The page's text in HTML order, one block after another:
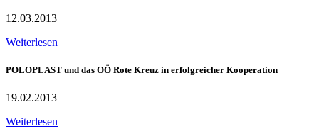
12.03.2013
Weiterlesen
POLOPLAST und das OÖ Rote Kreuz in erfolgreicher Kooperation
19.02.2013
Weiterlesen